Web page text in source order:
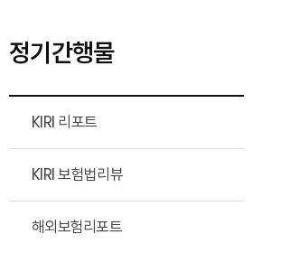
정기간행물
KIRI 리포트
KIRI 보험법리뷰
해외보험리포트